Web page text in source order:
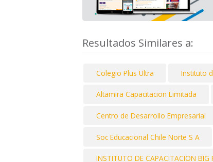
Resultados Similares a:
Colegio Plus Ultra Instituto
Altamira Capacitacion Limitada
Centro de Desarrollo Empresarial
Soc Educacional Chile Norte S A
INSTITUTO DE CAPACITACION BIG